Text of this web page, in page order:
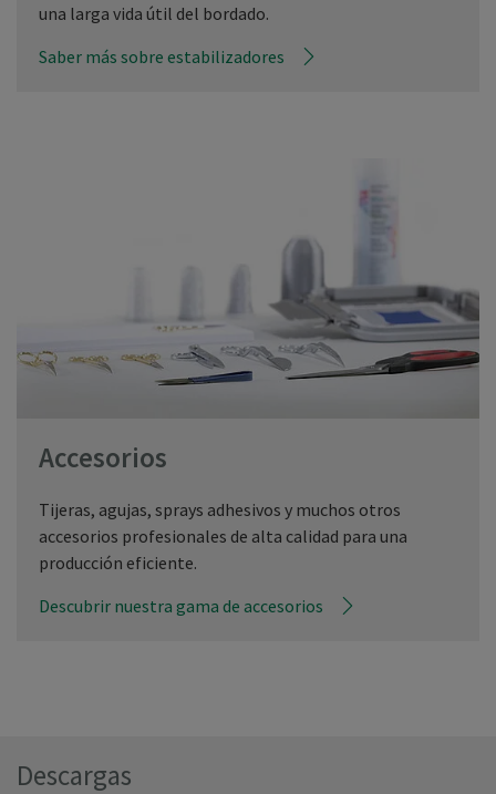
una larga vida útil del bordado.
Saber más sobre estabilizadores
Accesorios
Tijeras, agujas, sprays adhesivos y muchos otros
accesorios profesionales de alta calidad para una
producción eficiente.
Descubrir nuestra gama de accesorios
Descargas